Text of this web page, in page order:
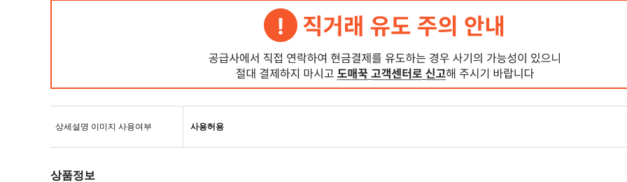
상세설명 이미지 사용여부 사용허용
상품정보